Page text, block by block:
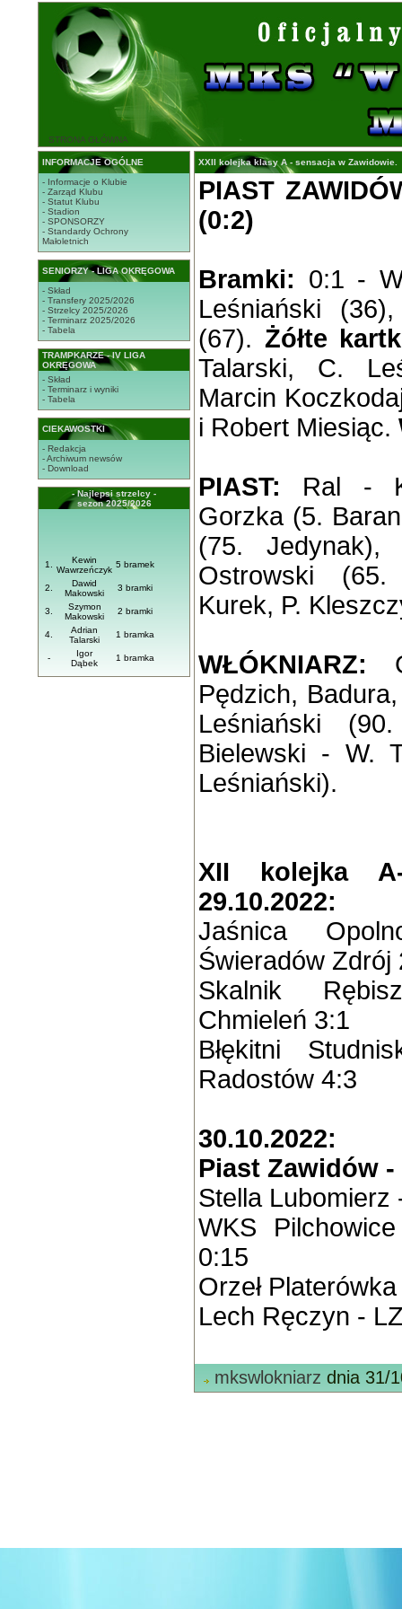
STRONA GŁÓWNA
INFORMACJE OGÓLNE
- Informacje o Klubie
- Zarząd Klubu
- Statut Klubu
- Stadion
- SPONSORZY
- Standardy Ochrony
Małoletnich
SENIORZY - LIGA OKRĘGOWA
- Skład
- Transfery 2025/2026
- Strzelcy 2025/2026
- Terminarz 2025/2026
- Tabela
TRAMPKARZE - IV LIGA
OKRĘGOWA
- Skład
- Terminarz i wyniki
- Tabela
CIEKAWOSTKI
- Redakcja
- Archiwum newsów
- Download
- Najlepsi strzelcy -
sezon 2025/2026
1.
Kewin
Wawrzeńczyk
5 bramek
2.
Dawid
Makowski
3 bramki
3.
Szymon
Makowski
2 bramki
4.
Adrian
Talarski
1 bramka
-
Igor
Dąbek
1 bramka
XXII kolejka klasy A - sensacja w Zawidowie.
PIAST
(0:2)
Bramki: 0:1 -
Leśniański
(67). Żółte
Talarski, C.
Marcin
i Robert Miesiąc.
PIAST: Ral -
Gorzka (5.
(75. Jedynak),
Ostrowski
Kurek, P.
WŁÓKNIARZ:
Pędzich,
Leśniański
Bielewski - W.
Leśniański).
XII kolejka
29.10.2022:
Jaśnica
Świeradów Zdrój
Skalnik
Chmieleń 3:1
Błękitni
Radostów 4:3
30.10.2022:
Piast Zawidów -
Stella Lubomierz
WKS
0:15
Orzeł
Lech Ręczyn -
mkswlokniarz dnia 31/